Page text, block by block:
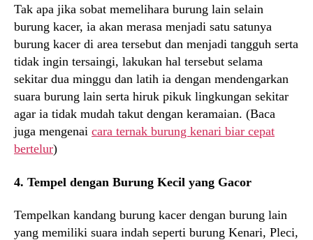
Tak apa jika sobat memelihara burung lain selain
burung kacer, ia akan merasa menjadi satu satunya
burung kacer di area tersebut dan menjadi tangguh serta
tidak ingin tersaingi, lakukan hal tersebut selama
sekitar dua minggu dan latih ia dengan mendengarkan
suara burung lain serta hiruk pikuk lingkungan sekitar
agar ia tidak mudah takut dengan keramaian. (Baca
juga mengenai cara ternak burung kenari biar cepat
bertelur)
4. Tempel dengan Burung Kecil yang Gacor
Tempelkan kandang burung kacer dengan burung lain
yang memiliki suara indah seperti burung Kenari, Pleci,